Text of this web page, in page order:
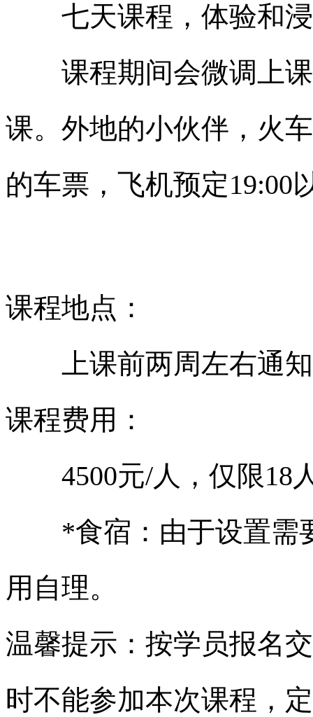
七天课程，体验和浸
课程期间会微调上课
课。外地的小伙伴，火
的车票，飞机预定19:00
课程地点：
上课前两周左右通知
课程费用：
4500元/人，仅限18
*食宿：由于设置需
用自理。
温馨提示：按学员报名
时不能参加本次课程，